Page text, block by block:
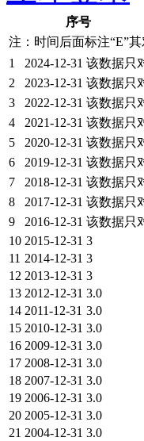
序号
注：时间后面标注“E”
1
2024-12-31 该数据只
2
2023-12-31 该数据只
3
2022-12-31 该数据只
4
2021-12-31 该数据只
5
2020-12-31 该数据只
6
2019-12-31 该数据只
7
2018-12-31 该数据只
8
2017-12-31 该数据只
9
2016-12-31 该数据只
10 2015-12-31 3
11 2014-12-31 3
12 2013-12-31 3
13 2012-12-31 3.0
14 2011-12-31 3.0
15 2010-12-31 3.0
16 2009-12-31 3.0
17 2008-12-31 3.0
18 2007-12-31 3.0
19 2006-12-31 3.0
20 2005-12-31 3.0
21 2004-12-31 3.0